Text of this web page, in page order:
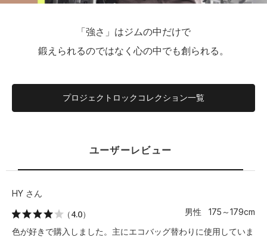
「強さ」はジムの中だけで
鍛えられるのではなく心の中でも創られる。
プロジェクトロックコレクション一覧
ユーザーレビュー
HY さん
（4.0）
男性 175～179cm
色が好きで購入しました。主にエコバッグ替わりに使用していま